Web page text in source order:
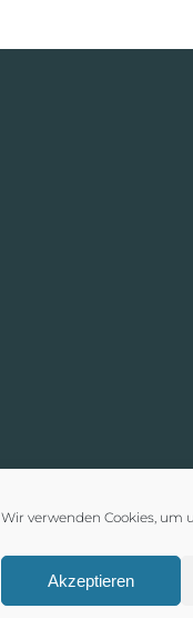
Wir verwenden Cookies, um
Akzeptieren